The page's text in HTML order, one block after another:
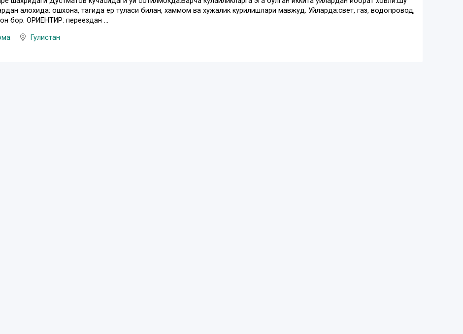
алохида: ошхона, тагида ер туласи билан, хаммом ва хужалик курилишлари мавжуд. Уйларда:свет, газ, водопровод,
бор. ОРИЕНТИР: переездан ...
Гулистан